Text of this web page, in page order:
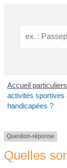
Accueil particuliers
activités sportives
handicapées ?
Question-réponse
Quelles